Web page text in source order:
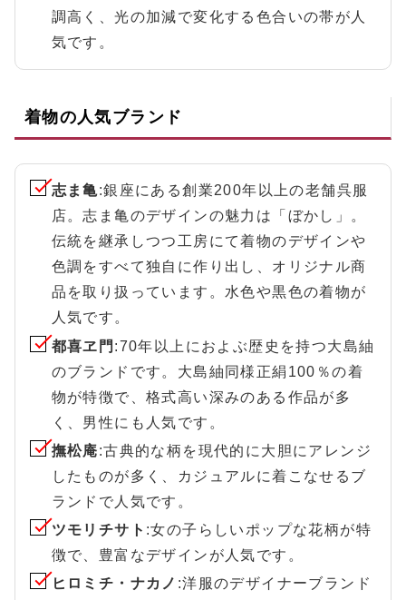
調高く、光の加減で変化する色合いの帯が人
気です。
着物の人気ブランド
志ま亀:銀座にある創業200年以上の老舗呉服
店。志ま亀のデザインの魅力は「ぼかし」。
伝統を継承しつつ工房にて着物のデザインや
色調をすべて独自に作り出し、オリジナル商
品を取り扱っています。水色や黒色の着物が
人気です。
都喜ヱ門 :70年以上におよぶ歴史を持つ大島紬
のブランドです。大島紬同様正絹100％の着
物が特徴で、格式高い深みのある作品が多
く、男性にも人気です。
撫松庵:古典的な柄を現代的に大胆にアレンジ
したものが多く、カジュアルに着こなせるブ
ランドで人気です。
ツモリチサト :女の子らしいポップな花柄が特
徴で、豊富なデザインが人気です。
ヒロミチ・ナカノ :洋服のデザイナーブランド